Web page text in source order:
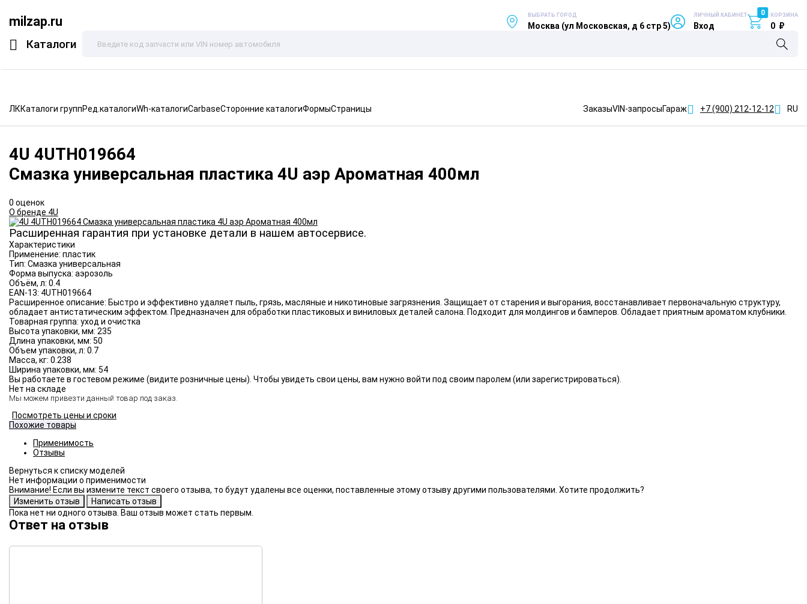
milzap.ru
Каталоги
ВЫБРАТЬ ГОРОД
Москва (ул Московская, д 6 стр 5)
ЛИЧНЫЙ КАБИНЕТ
Вход
0 КОРЗИНА
0 ₽
ЛККаталоги группРед.каталогиWh-каталогиCarbaseСторонние каталогиФормыСтраницы ЗаказыVIN-запросыГараж +7 (900) 212-12-12 RU
4U 4UTH019664
Смазка универсальная пластика 4U аэр Ароматная 400мл
0 оценок
О бренде 4U
Расширенная гарантия при установке детали в нашем автосервисе.
Характеристики
Применение: пластик
Тип: Смазка универсальная
Форма выпуска: аэрозоль
Объём, л: 0.4
EAN-13: 4UTH019664
Расширенное описание: Быстро и эффективно удаляет пыль, грязь, масляные и никотиновые загрязнения. Защищает от старения и выгорания, восстанавливает первоначальную структуру,
обладает антистатическим эффектом. Предназначен для обработки пластиковых и виниловых деталей салона. Подходит для молдингов и бамперов. Обладает приятным ароматом клубники.
Товарная группа: уход и очистка
Высота упаковки, мм: 235
Длина упаковки, мм: 50
Объем упаковки, л: 0.7
Масса, кг: 0.238
Ширина упаковки, мм: 54
Вы работаете в гостевом режиме (видите розничные цены). Чтобы увидеть свои цены, вам нужно войти под своим паролем (или зарегистрироваться).
Нет на складе
Мы можем привезти данный товар под заказ.
Посмотреть цены и сроки
Похожие товары
Применимость
Отзывы
Нет информации о применимости
Внимание! Если вы измените текст своего отзыва, то будут удалены все оценки, поставленные этому отзыву другими пользователями. Хотите продолжить?
Пока нет ни одного отзыва. Ваш отзыв может стать первым.
Ответ на отзыв